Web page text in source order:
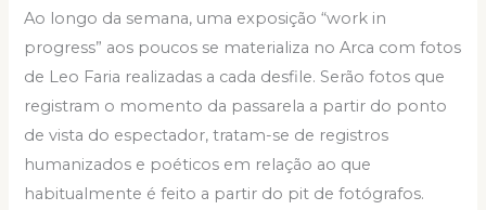
Ao longo da semana, uma exposição “work in
progress” aos poucos se materializa no Arca com fotos
de Leo Faria realizadas a cada desfile. Serão fotos que
registram o momento da passarela a partir do ponto
de vista do espectador, tratam-se de registros
humanizados e poéticos em relação ao que
habitualmente é feito a partir do pit de fotógrafos.